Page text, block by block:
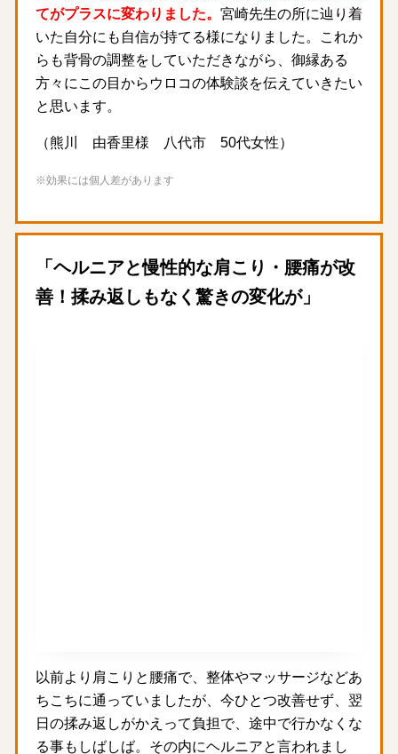
てがプラスに変わりました。 宮崎先生の所に辿り着
いた自分にも自信が持てる様になりました。これか
らも背骨の調整をしていただきながら、御縁ある
方々にこの目からウロコの体験談を伝えていきたい
と思います。
（熊川 由香里様 八代市 50代女性）
※効果には個人差があります
「ヘルニアと慢性的な肩こり・腰痛が改
善！揉み返しもなく驚きの変化が」
以前より肩こりと腰痛で、整体やマッサージなどあ
ちこちに通っていましたが、今ひとつ改善せず、翌
日の揉み返しがかえって負担で、途中で行かなくな
る事もしばしば。その内にヘルニアと言われまし